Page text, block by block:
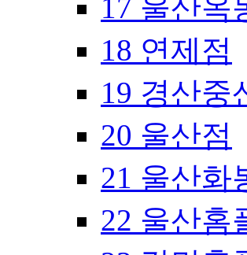
17 울산옥
18 연제점
19 경산중
20 울산점
21 울산화
22 울산홈